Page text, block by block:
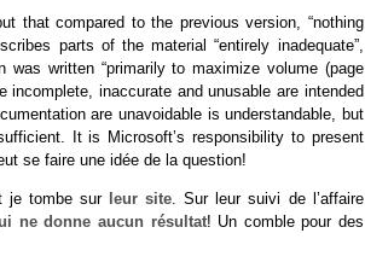
that compared to the previous version, “nothing
parts of the material “entirely inadequate”,
was written “primarily to maximize volume (page
inaccurate and unusable are intended
are unavoidable is understandable, but
It is Microsoft’s responsibility to present
se faire une idée de la question!
je tombe sur leur site . Sur leur suivi de l’affaire
ne donne aucun résultat! Un comble pour des